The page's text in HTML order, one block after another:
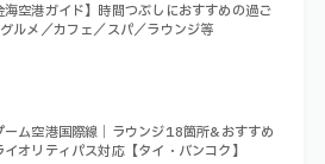
海空港ガイド】時間つぶしにおすすめの過ご
ルメ／カフェ／スパ／ラウンジ等
ーム空港国際線｜ラウンジ18箇所&おすすめ
オリティパス対応【タイ・バンコク】